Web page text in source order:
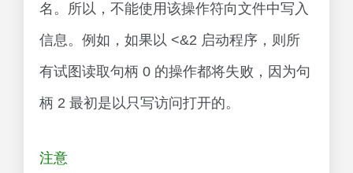
名。所以，不能使用该操作符向文件中写入
信息。例如，如果以 <&2 启动程序，则所
有试图读取句柄 0 的操作都将失败，因为句
柄 2 最初是以只写访问打开的。
注意